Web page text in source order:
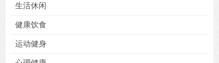
生活休闲
健康饮食
运动健身